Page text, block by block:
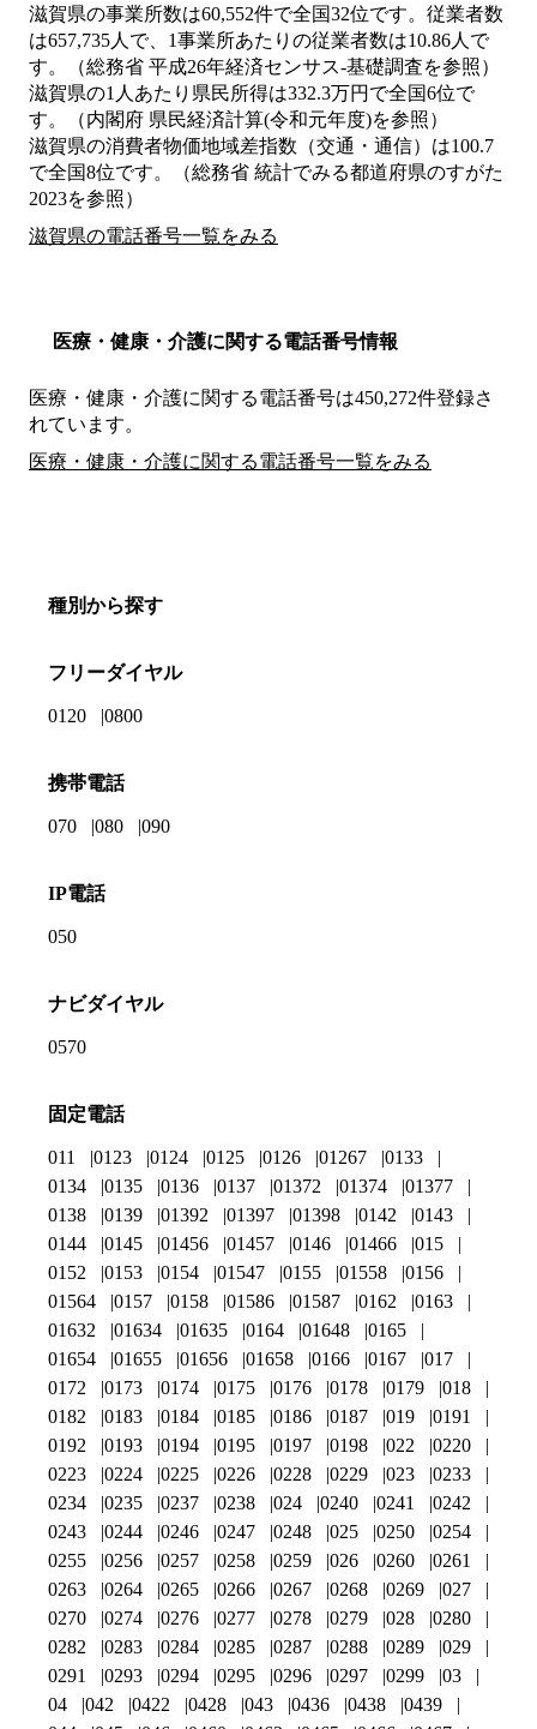
滋賀県の事業所数は60,552件で全国32位です。従業者数
は657,735人で、1事業所あたりの従業者数は10.86人で
す。（総務省 平成26年経済センサス‐基礎調査を参照）
滋賀県の1人あたり県民所得は332.3万円で全国6位で
す。（内閣府 県民経済計算(令和元年度)を参照）
滋賀県の消費者物価地域差指数（交通・通信）は100.7
で全国8位です。（総務省 統計でみる都道府県のすがた
2023を参照）
滋賀県の電話番号一覧をみる
医療・健康・介護に関する電話番号情報
医療・健康・介護に関する電話番号は450,272件登録さ
れています。
医療・健康・介護に関する電話番号一覧をみる
種別から探す
フリーダイヤル
0120 0800
携帯電話
070 080 090
IP電話
050
ナビダイヤル
0570
固定電話
011 0123 0124 0125 0126 01267
0133
0134
0135 0136 0137 01372 01374
01377
0138
0139 01392 01397 01398 0142
0143
0144
0145 01456 01457 0146 01466
015
0152
0153 0154 01547 0155 01558
0156
01564
0157 0158 01586 01587 0162
0163
01632
01634 01635 0164 01648
0165
01654
01655 01656 01658 0166 0167
017
0172
0173 0174 0175 0176 0178 0179
018
0182
0183 0184 0185 0186 0187 019
0191
0192
0193 0194 0195 0197 0198 022
0220
0223
0224 0225 0226 0228 0229 023
0233
0234
0235 0237 0238 024 0240 0241
0242
0243
0244 0246 0247 0248 025 0250
0254
0255
0256 0257 0258 0259 026 0260
0261
0263
0264 0265 0266 0267 0268 0269
027
0270
0274 0276 0277 0278 0279 028
0280
0282
0283 0284 0285 0287 0288 0289
029
0291
0293 0294 0295 0296 0297 0299
03
04
042 0422 0428 043 0436 0438
0439